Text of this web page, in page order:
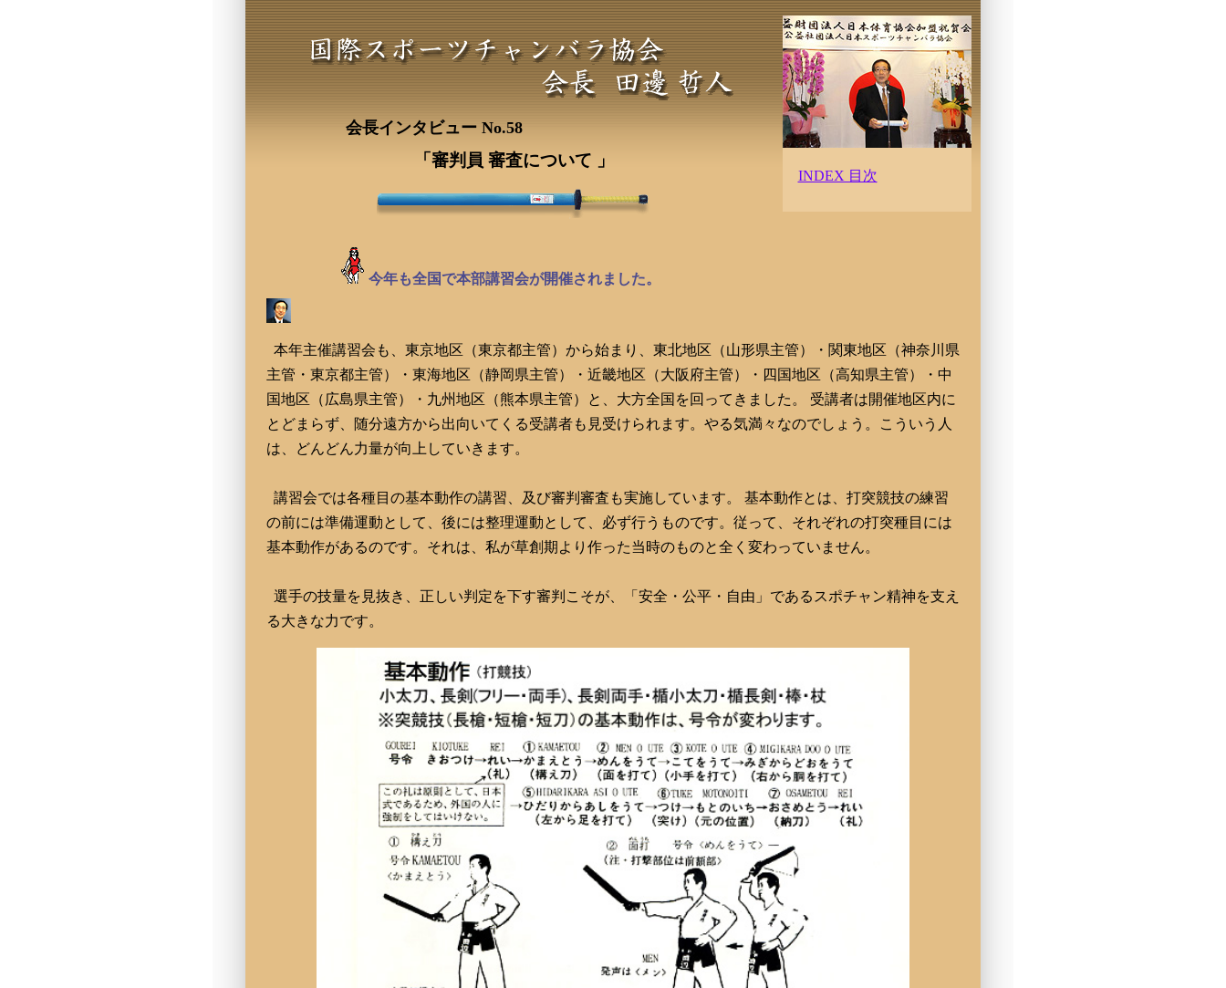
会長インタビュー No.58
「審判員 審査について 」
INDEX 目次
今年も全国で本部講習会が開催されました。
本年主催講習会も、東京地区（東京都主管）から始まり、東北地区（山形県主管）・関東地区（神奈川県
主管・東京都主管）・東海地区（静岡県主管）・近畿地区（大阪府主管）・四国地区（高知県主管）・中
国地区（広島県主管）・九州地区（熊本県主管）と、大方全国を回ってきました。 受講者は開催地区内に
とどまらず、随分遠方から出向いてくる受講者も見受けられます。やる気満々なのでしょう。こういう人
は、どんどん力量が向上していきます。
講習会では各種目の基本動作の講習、及び審判審査も実施しています。 基本動作とは、打突競技の練習
の前には準備運動として、後には整理運動として、必ず行うものです。従って、それぞれの打突種目には
基本動作があるのです。それは、私が草創期より作った当時のものと全く変わっていません。
選手の技量を見抜き、正しい判定を下す審判こそが、「安全・公平・自由」であるスポチャン精神を支え
る大きな力です。